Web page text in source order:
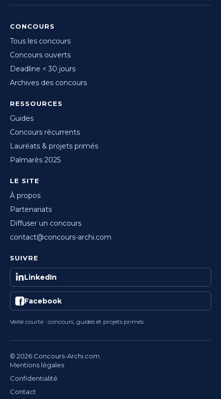
CONCOURS
Tous les concours
Concours ouverts
Deadline < 30 jours
Archives des concours
RESSOURCES
Guides
Concours récurrents
Lauréats & projets primés
Palmarès 2025
LE SITE
À propos
Partenariats
Diffuser un concours
contact@concours-archi.com
SUIVRE
LinkedIn
Facebook
Veille courte : concours, guides et projets primés.
© 2026 Concours-Archi.com
Mentions légales
Confidentialité
Contact